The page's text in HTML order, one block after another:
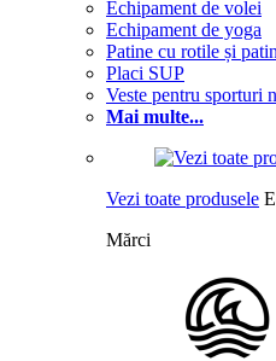
Echipament de volei
Echipament de yoga
Patine cu rotile și
Placi SUP
Veste pentru sporturi
Mai multe...
Vezi toate produsele
Mărci